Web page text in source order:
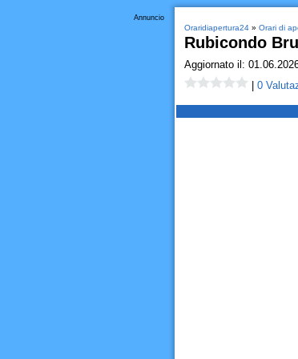
Annuncio
Oraridiapertura24» Orari di
Rubicondo
Aggiornato il:
0